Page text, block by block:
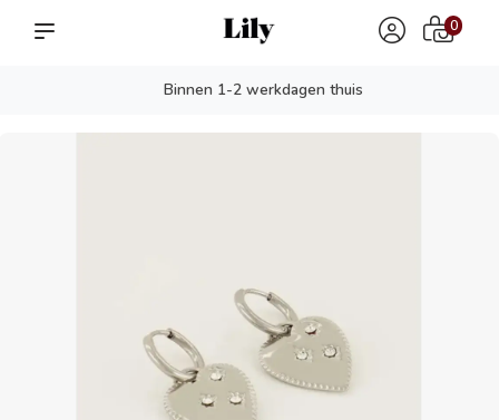
Binnen 1-2 werkdagen thuis
0